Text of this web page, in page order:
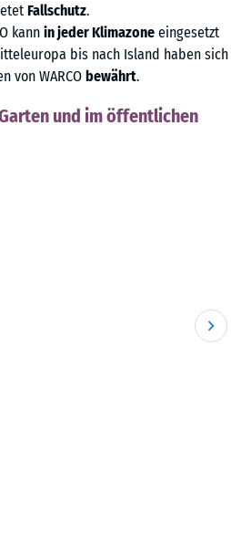
Fallschutz.
kann in jeder Klimazone eingesetzt
bis nach Island haben sich
von WARCO bewährt.
und im öffentlichen